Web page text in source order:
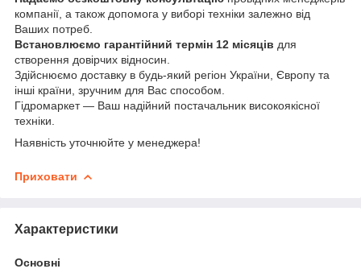
компанії, а також допомога у виборі техніки залежно від
Ваших потреб.
Встановлюємо гарантійний термін 12 місяців для
створення довірчих відносин.
Здійснюємо доставку в будь-який регіон України, Європу та
інші країни, зручним для Вас способом.
Гідромаркет — Ваш надійний постачальник високоякісної
техніки.
Наявність уточнюйте у менеджера!
Приховати
Характеристики
Основні